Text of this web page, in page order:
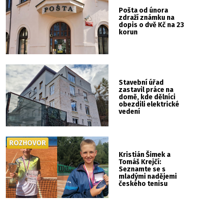
Pošta od února
zdraží známku na
dopis o dvě Kč na 23
korun
Stavební úřad
zastavil práce na
domě, kde dělníci
obezdili elektrické
vedení
Kristián Šimek a
Tomáš Krejčí:
Seznamte se s
mladými nadějemi
českého tenisu
ROZHOVOR